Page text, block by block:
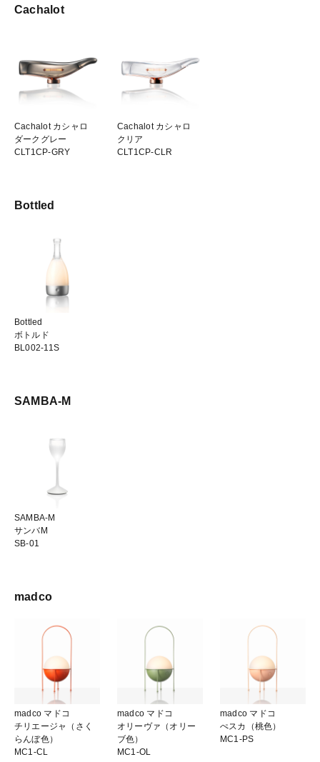
Cachalot
Cachalot カシャロ
ダークグレー
CLT1CP-GRY
Cachalot カシャロ
クリア
CLT1CP-CLR
Bottled
Bottled
ボトルド
BL002-11S
SAMBA-M
SAMBA-M
サンバM
SB-01
madco
madco マドコ
チリエージャ（さく
らんぼ色）
MC1-CL
madco マドコ
オリーヴァ（オリー
ブ色）
MC1-OL
madco マドコ
ぺスカ（桃色）
MC1-PS